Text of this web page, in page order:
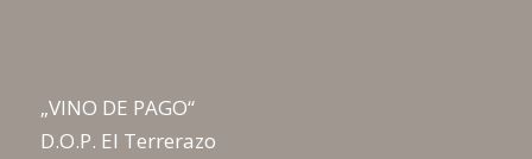
„VINO DE PAGO“
D.O.P. El Terrerazo